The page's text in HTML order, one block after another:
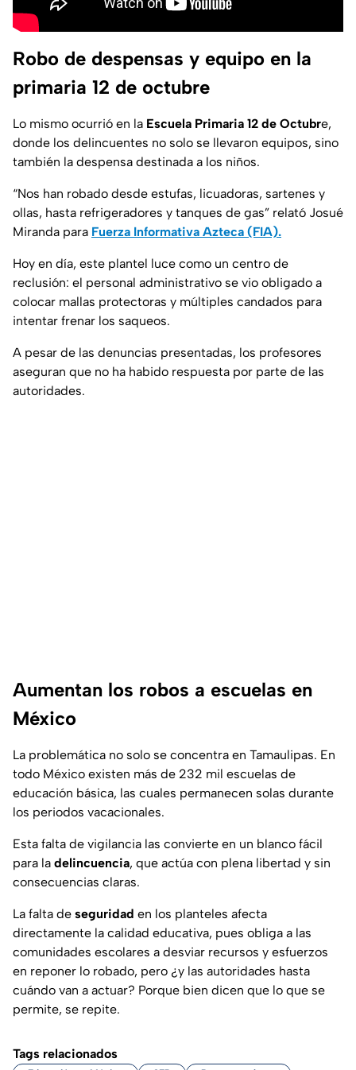
Robo de despensas y equipo en la
primaria 12 de octubre
Lo mismo ocurrió en la Escuela Primaria 12 de Octubre,
donde los delincuentes no solo se llevaron equipos, sino
también la despensa destinada a los niños.
“Nos han robado desde estufas, licuadoras, sartenes y
ollas, hasta refrigeradores y tanques de gas” relató Josué
Miranda para Fuerza Informativa Azteca (FIA).
Hoy en día, este plantel luce como un centro de
reclusión: el personal administrativo se vio obligado a
colocar mallas protectoras y múltiples candados para
intentar frenar los saqueos.
A pesar de las denuncias presentadas, los profesores
aseguran que no ha habido respuesta por parte de las
autoridades.
Aumentan los robos a escuelas en
México
La problemática no solo se concentra en Tamaulipas. En
todo México existen más de 232 mil escuelas de
educación básica, las cuales permanecen solas durante
los periodos vacacionales.
Esta falta de vigilancia las convierte en un blanco fácil
para la delincuencia, que actúa con plena libertad y sin
consecuencias claras.
La falta de seguridad en los planteles afecta
directamente la calidad educativa, pues obliga a las
comunidades escolares a desviar recursos y esfuerzos
en reponer lo robado, pero ¿y las autoridades hasta
cuándo van a actuar? Porque bien dicen que lo que se
permite, se repite.
Tags relacionados